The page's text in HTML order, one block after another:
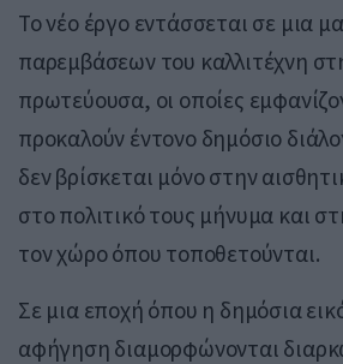
Το νέο έργο εντάσσεται σε μια
παρεμβάσεων του καλλιτέχνη
πρωτεύουσα, οι οποίες
προκαλούν έντονο δημόσιο
δεν βρίσκεται μόνο στην
στο πολιτικό τους μήνυμα και
τον χώρο όπου τοποθετούνται.
Σε μια εποχή όπου η δημόσια
αφήγηση διαμορφώνονται